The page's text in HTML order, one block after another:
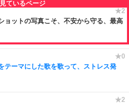
ョットの写真こそ、不安から守る、最高
テーマにした歌を歌って、ストレス発